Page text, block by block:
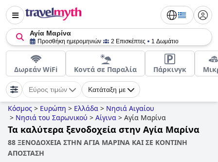
Αγία Μαρίνα
Προσθήκη ημερομηνιών 2 Επισκέπτες 1 Δωμάτιο
Δωρεάν WiFi Κοντά σε Παραλία Πάρκινγκ
Εύρος τιμών Κατάταξη με
Κόσμος > Ευρώπη > Ελλάδα > Νησιά Αιγαίου
> Νησιά του Σαρωνικού > Αίγινα > Αγία Μαρίνα
Τα καλύτερα ξενοδοχεία στην Αγία Μαρίνα
88 ΞΕΝΟΔΟΧΕΙΑ ΣΤΗΝ ΑΓΙΑ ΜΑΡΙΝΑ ΚΑΙ ΣΕ ΚΟΝΤΙΝΗ
ΑΠΟΣΤΑΣΗ